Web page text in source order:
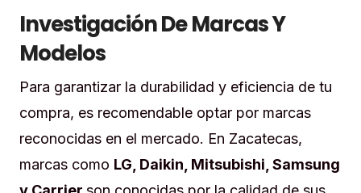
Investigación De Marcas Y
Modelos
Para garantizar la durabilidad y eficiencia de tu
compra, es recomendable optar por marcas
reconocidas en el mercado. En Zacatecas,
marcas como LG, Daikin, Mitsubishi, Samsung